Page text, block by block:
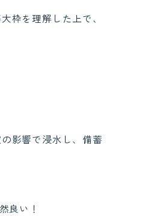
枠を理解した上で、
影響で浸水し、備蓄
良い！